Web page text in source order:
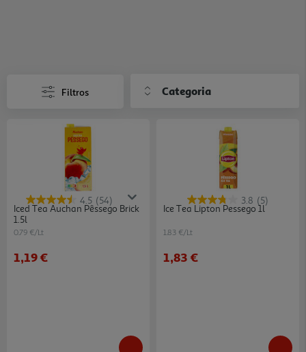
Filtros Categoria
4.5 (54)
Iced Tea Auchan Pêssego Brick
1.5l
0.79 €/Lt
1,19 €
3.8 (5)
Ice Tea Lipton Pessego 1l
1.83 €/Lt
1,83 €